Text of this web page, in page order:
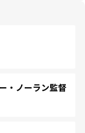
・ノーラン監督